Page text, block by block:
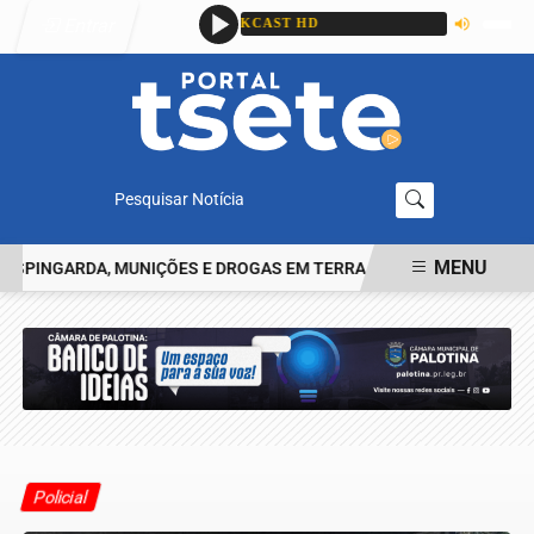
Pesquisar Notícia
MUNIÇÕES E DROGAS EM TERRA ROXA IDENTIFICADO
MENU
Policial